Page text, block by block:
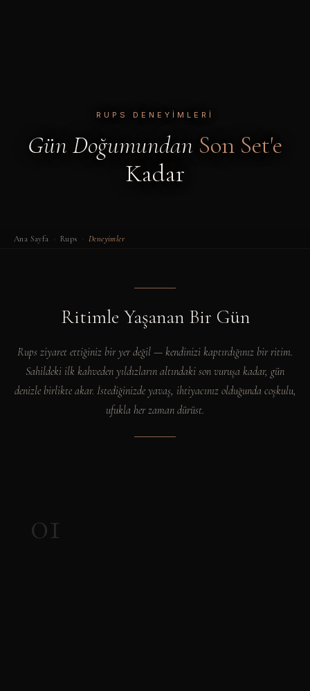
RUPS DENEYIMLERI
Gün Doğumundan Son Set'e
Kadar
Ana Sayfa › Rups › Deneyimler
Ritimle Yaşanan Bir Gün
Rups ziyaret ettiğiniz bir yer değil — kendinizi kaptırdığınız bir ritim.
Sahildeki ilk kahveden yıldızların altındaki son vuruşa kadar, gün
denizle birlikte akar. İstediğinizde yavaş, ihtiyacınız olduğunda coşkulu,
ufukla her zaman dürüst.
01